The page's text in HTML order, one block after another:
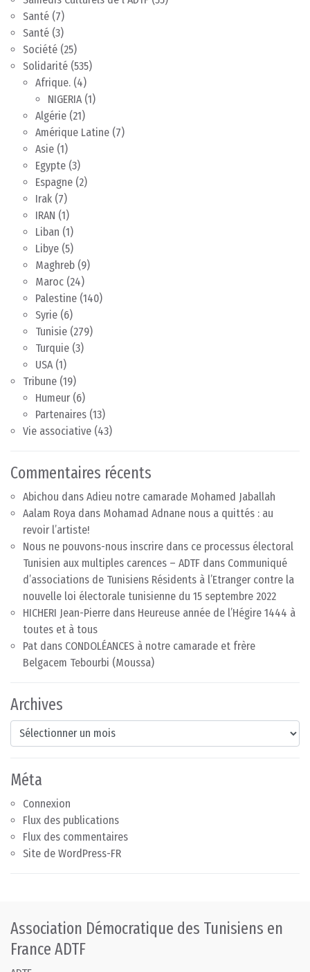
Santé (7)
Santé (3)
Société (25)
Solidarité (535)
Afrique. (4)
NIGERIA(1)
Algérie (21)
Amérique Latine (7)
Asie (1)
Egypte (3)
Espagne (2)
Irak (7)
IRAN (1)
Liban (1)
Libye (5)
Maghreb (9)
Maroc (24)
Palestine (140)
Syrie (6)
Tunisie (279)
Turquie (3)
USA(1)
Tribune (19)
Humeur (6)
Partenaires (13)
Vie associative (43)
Commentaires récents
Abichou dans Adieu notre camarade Mohamed Jaballah
Aalam Roya dans Mohamad Adnane nous a quittés : au
revoir l’artiste!
Nous ne pouvons-nous inscrire dans ce processus électoral
Tunisien aux multiples carences – ADTF dans Communiqué
d’associations de Tunisiens Résidents à l’Etranger contre la
nouvelle loi électorale tunisienne du 15 septembre 2022
HICHERI Jean-Pierre dans Heureuse année de l’Hégire 1444 à
toutes et à tous
Pat dans CONDOLÉANCES à notre camarade et frère
Belgacem Tebourbi (Moussa)
Archives
Archives
Méta
Connexion
Flux des publications
Flux des commentaires
Site de WordPress-FR
Association Démocratique des Tunisiens en
France ADTF